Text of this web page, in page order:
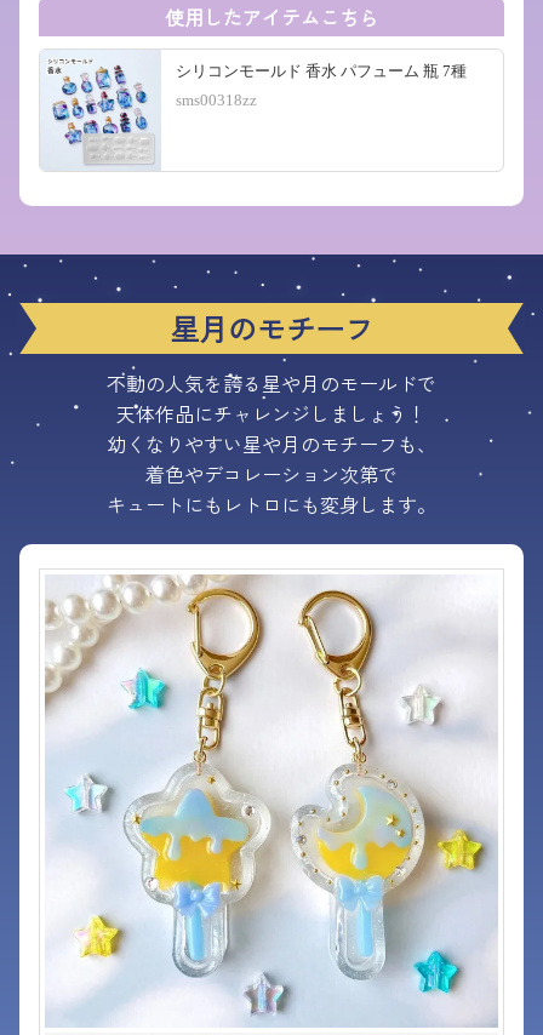
使用したアイテムこちら
シリコンモールド 香水 パフューム 瓶 7種
sms00318zz
星月のモチーフ
不動の人気を誇る星や月のモールドで
天体作品にチャレンジしましょう！
幼くなりやすい星や月のモチーフも、
着色やデコレーション次第で
キュートにもレトロにも変身します。